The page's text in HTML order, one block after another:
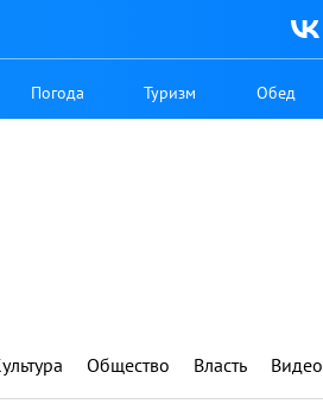
Погода Туризм Обед
Общество Власть Видео